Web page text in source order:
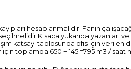
hesaplanmalıdır. Fanın
Kısaca yukarıda yazanları
katsayı tablosunda ofis için verilen
için toplamda 650 + 145 =795 m3 / saat